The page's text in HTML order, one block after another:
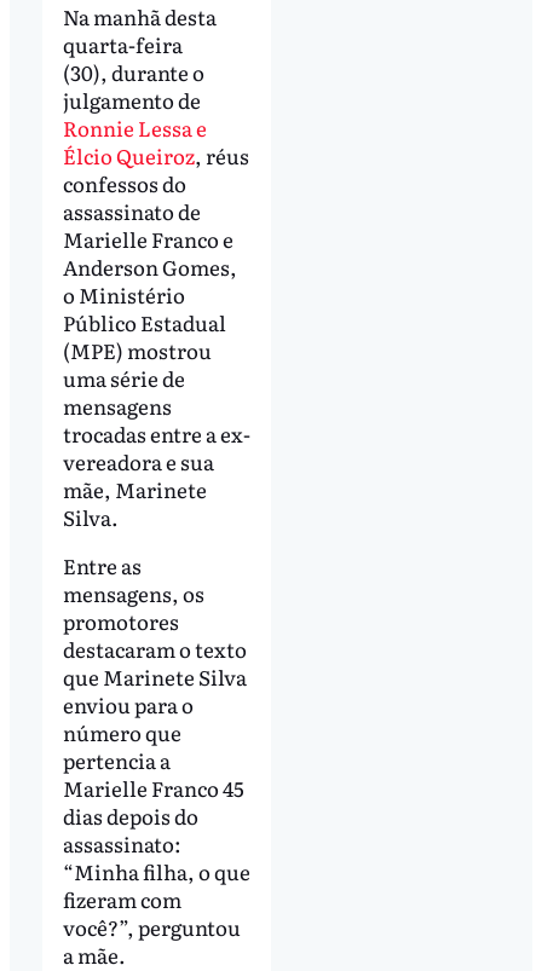
Na manhã desta
quarta-feira
(30), durante o
julgamento de
Ronnie Lessa e
Élcio Queiroz, réus
confessos do
assassinato de
Marielle Franco e
Anderson Gomes,
o Ministério
Público Estadual
(MPE) mostrou
uma série de
mensagens
trocadas entre a ex-
vereadora e sua
mãe, Marinete
Silva.
Entre as
mensagens, os
promotores
destacaram o texto
que Marinete Silva
enviou para o
número que
pertencia a
Marielle Franco 45
dias depois do
assassinato:
“Minha filha, o que
fizeram com
você?”, perguntou
a mãe.